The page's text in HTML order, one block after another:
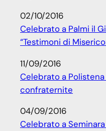
02/10/2016
Celebrato a Palmi il
“Testimoni di
11/09/2016
Celebrato a
confraternite
04/09/2016
Celebrato a